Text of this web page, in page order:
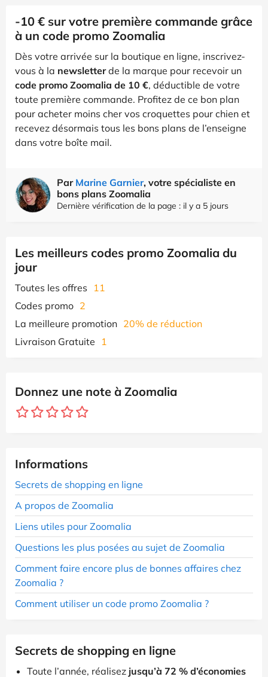
-10 € sur votre première commande grâce
à un code promo Zoomalia
Dès votre arrivée sur la boutique en ligne, inscrivez-
vous à la newsletterde la marque pour recevoir un
code promo Zoomalia de 10 €, déductible de votre
toute première commande. Profitez de ce bon plan
pour acheter moins cher vos croquettes pour chien et
recevez désormais tous les bons plans de l’enseigne
dans votre boîte mail.
Par Marine Garnier, votre spécialiste en
bons plans Zoomalia
Dernière vérification de la page : il y a 5 jours
Les meilleurs codes promo Zoomalia du
jour
Toutes les offres
11
Codes promo 2
La meilleure promotion 20% de réduction
Livraison Gratuite
1
Donnez une note à Zoomalia
Informations
Secrets de shopping en ligne
A propos de Zoomalia
Liens utiles pour Zoomalia
Questions les plus posées au sujet de Zoomalia
Comment faire encore plus de bonnes affaires chez
Zoomalia ?
Comment utiliser un code promo Zoomalia ?
Secrets de shopping en ligne
Toute l’année, réalisez jusqu’à 72 % d’économies